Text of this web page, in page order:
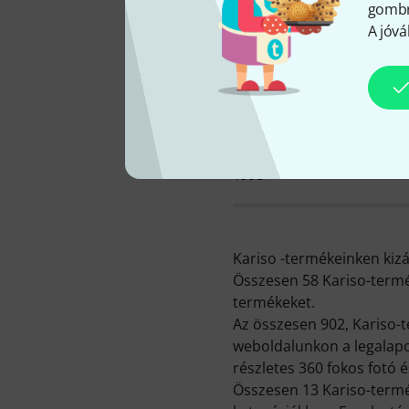
A
KATALÓGUSBA VÉTEL
1993
Kariso -termékeinken
Összesen 58 Kariso-
termékeket.
Az összesen 902,
weboldalunkon a
részletes 360 fokos fotó
Összesen 13 Kariso-